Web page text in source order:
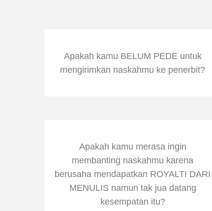
Apakah kamu BELUM PEDE untuk
mengirimkan naskahmu ke penerbit?
Apakah kamu merasa ingin
membanting naskahmu karena
berusaha mendapatkan ROYALTI DARI
MENULIS namun tak jua datang
kesempatan itu?